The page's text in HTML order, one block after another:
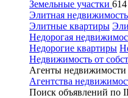
Земельные участки 614
Элитная недвижимость
Элитные квартиры
Недорогая
Недорогие квартиры
Недвижимость от
Агенты
Агентства
Поиск объявлений по